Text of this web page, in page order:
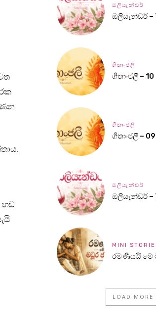
හඬ
ඔලියැන්ඩර්
ඔලියැන්ඩර් –
ගීතාංජලී
ගීතාංජලී – 10
ගීතාංජලී
ගීතාංජලී – 09
ඔලියැන්ඩර්
ඔලියැන්ඩර් –
MINI
රමණීයයි මේ
LOAD MORE